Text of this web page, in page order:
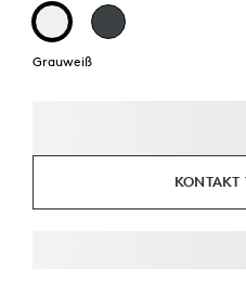
Grauweiß
KONTAKT